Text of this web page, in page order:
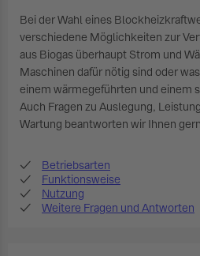
Bei der Wahl eines
verschiedene Möglichkeiten zur
aus Biogas überhaupt Strom und
Maschinen dafür nötig sind oder
einem wärmegeführten und einem
Auch Fragen zu Auslegung,
Wartung beantworten wir Ihnen
Betriebsarten
Funktionsweise
Nutzung
Weitere Fragen und Antworten